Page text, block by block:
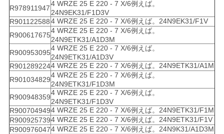
R978911947
4 WRZE 25 E 220 - 7 X/6例えば。
24N9EK31/F1D3V
R9011225884 WRZE 25 E 220 - 7 X/6例えば。24N9EK31/F1V
R900617675
4 WRZE 25 E 220 - 7 X/6例えば。
24N9ETK31/A1D3M
R900953095
4 WRZE 25 E 220 - 7 X/6例えば。
24N9ETK31/A1D3V
R9012892244 WRZE 25 E 220 - 7 X/6例えば。24N9ETK31/A1M
R901034829
4 WRZE 25 E 220 - 7 X/6例えば。
24N9ETK31/F1D3M
R900948359
4 WRZE 25 E 220 - 7 X/6例えば。
24N9ETK31/F1D3V
R9007049494 WRZE 25 E 220 - 7 X/6例えば。24N9ETK31/F1M
R9009257394 WRZE 25 E 220 - 7 X/6例えば。24N9ETK31/F1V
R9009760474 WRZE 25 E 220 - 7 X/6例えば。24N9K31/A1D3M